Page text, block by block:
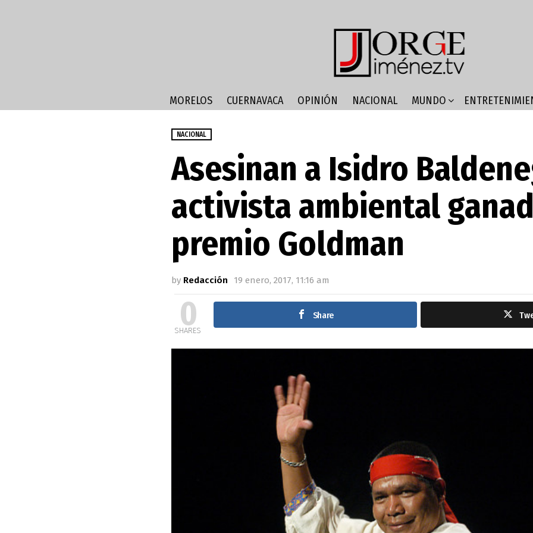
MORELOS CUERNAVACA OPINIÓN NACIONAL MUNDO
NACIONAL
Asesinan a Isidro
activista ambiental
premio Goldman
by Redacción 19 enero, 2017, 11:16 am
0
SHARES
Share